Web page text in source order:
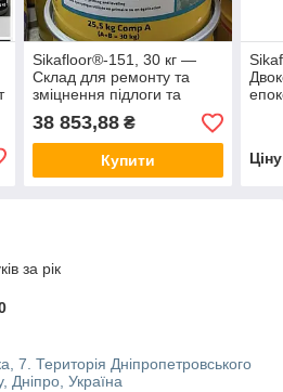
Sikafloor®-151, 30 кг —
Склад для ремонту та
зміцнення підлоги та
бетону на основі
епоксидної смоли
38 853,88₴
Купити
за рік
7. Територія Дніпропетровського
Дніпро, Україна